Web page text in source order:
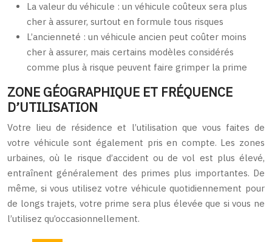
La valeur du véhicule : un véhicule coûteux sera plus
cher à assurer, surtout en formule tous risques
L’ancienneté : un véhicule ancien peut coûter moins
cher à assurer, mais certains modèles considérés
comme plus à risque peuvent faire grimper la prime
ZONE GÉOGRAPHIQUE ET FRÉQUENCE
D’UTILISATION
Votre lieu de résidence et l’utilisation que vous faites de
votre véhicule sont également pris en compte. Les zones
urbaines, où le risque d’accident ou de vol est plus élevé,
entraînent généralement des primes plus importantes. De
même, si vous utilisez votre véhicule quotidiennement pour
de longs trajets, votre prime sera plus élevée que si vous ne
l’utilisez qu’occasionnellement.